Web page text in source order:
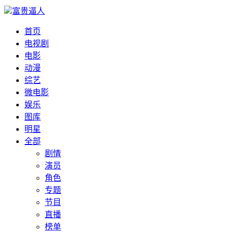
富贵逼人
首页
电视剧
电影
动漫
综艺
微电影
娱乐
图库
明星
全部
剧情
演员
角色
专题
节目
直播
榜单